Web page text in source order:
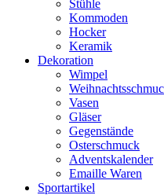
Stühle
Kommoden
Hocker
Keramik
Dekoration
Wimpel
Vasen
Gläser
Gegenstände
Osterschmuck
Adventskalender
Emaille Waren
Sportartikel